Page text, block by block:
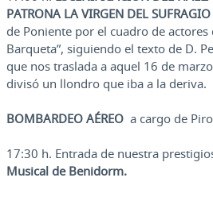
PATRONA LA VIRGEN DEL SUFRAGIO
de Poniente por el cuadro de actores
Barqueta”, siguiendo el texto de D.
que nos traslada a aquel 16 de
divisó un llondro que iba a la deriva.
BOMBARDEO AÉREO a cargo de
17:30 h. Entrada de nuestra
Musical de Benidorm.